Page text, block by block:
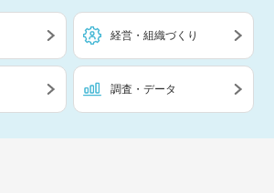
経営・組織づくり
調査・データ